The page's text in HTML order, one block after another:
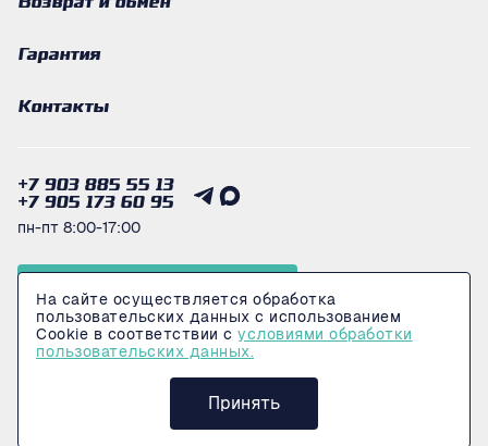
Возврат и обмен
Гарантия
Контакты
+7 903 885 55 13
+7 905 173 60 95
пн-пт 8:00-17:00
Получить консультацию
Политика конфеденциальности
На сайте осуществляется обработка
пользовательских данных с использованием
Cookie в соответствии с условиями обработки
пользовательских данных.
Принять